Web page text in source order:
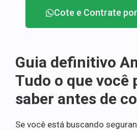
Cote e Contrate
Guia definitivo
Tudo o que você
saber antes de
Se você está buscando